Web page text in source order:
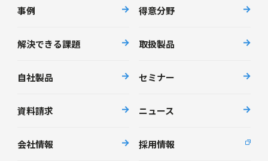
事例 得意分野
解決できる課題 取扱製品
自社製品 セミナー
資料請求 ニュース
会社情報 採用情報